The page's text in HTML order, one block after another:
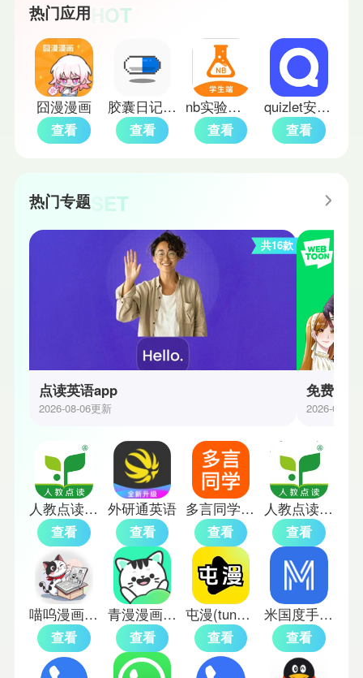
热门应用 HOT
囧漫漫画
查看
胶囊日记上善版
查看
nb实验室免费版
查看
quizlet安卓版
查看
热门专题SET
共16款
点读英语app
2026-08-06更新
免费漫画
2026-07-31
人教点读英语app
查看
外研通英语
查看
多言同学单词训练软件
查看
人教点读初中英语
查看
喵呜漫画官方版
查看
青漫漫画免费版
查看
屯漫(tunman)
查看
米国度手机版
查看